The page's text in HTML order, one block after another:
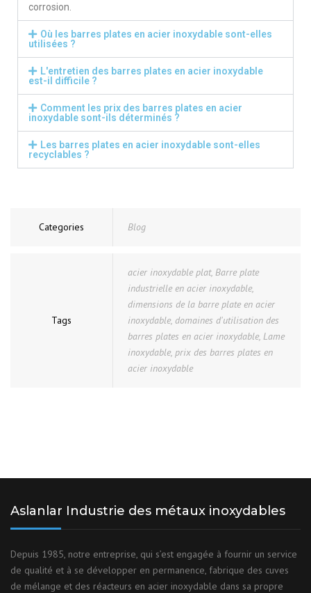
corrosion.
Où les barres plates en acier inoxydable sont-elles
utilisées ?
L'entretien des barres plates en acier inoxydable
est-il difficile ?
Comment les prix des barres plates en acier
inoxydable sont-ils déterminés ?
Les barres plates en acier inoxydable sont-elles
recyclables ?
Categories Blog
Tags
acier inoxydable plat, Barre plate
industrielle en acier inoxydable,
dimensions de la barre plate en acier
inoxydable, domaines d'utilisation des
barres plates en acier inoxydable, Lame
inoxydable, prix des barres plates en
acier inoxydable
Aslanlar Industrie des métaux inoxydables
Depuis 1985, notre entreprise, qui s’est engagée à fournir un service
de qualité et à se développer en permanence, fabrique des cuves
de mélange et des réacteurs en acier inoxydable dans sa propre